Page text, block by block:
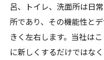
呂、トイレ、洗面所は日
所であり、その機能性と
きく左右します。当社は
に新しくするだけではな